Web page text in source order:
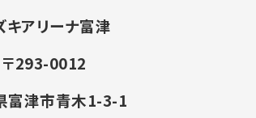
キアリーナ富津
〒293-0012
富津市青木1-3-1